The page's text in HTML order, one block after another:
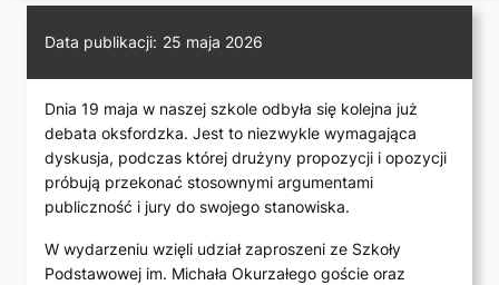
Data publikacji: 25 maja 2026
Dnia 19 maja w naszej szkole odbyła się kolejna już
debata oksfordzka. Jest to niezwykle wymagająca
dyskusja, podczas której drużyny propozycji i opozycji
próbują przekonać stosownymi argumentami
publiczność i jury do swojego stanowiska.
W wydarzeniu wzięli udział zaproszeni ze Szkoły
Podstawowej im. Michała Okurzałego goście oraz